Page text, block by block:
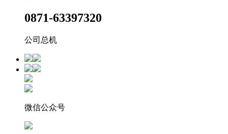
0871-63397320
公司总机
微信公众号